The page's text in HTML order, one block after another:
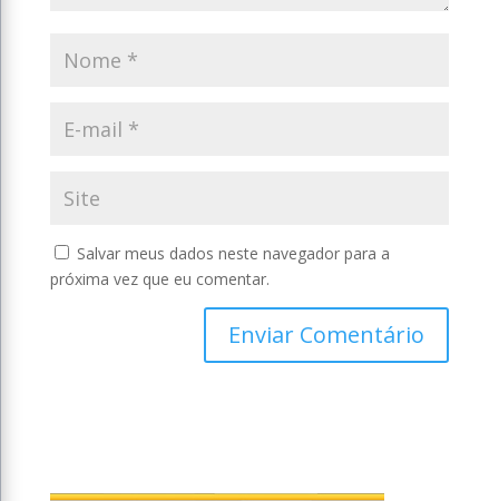
Salvar meus dados neste navegador para a
próxima vez que eu comentar.